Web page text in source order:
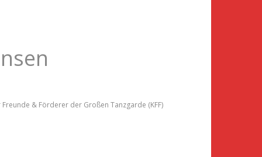
& Förderer der Großen Tanzgarde (KFF)